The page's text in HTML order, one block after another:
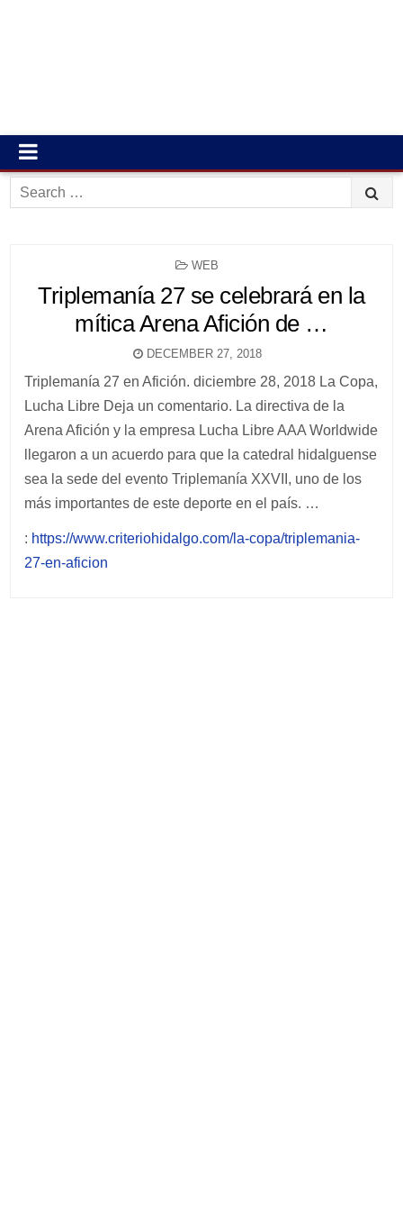
Search
for:
POSTED
WEB
Triplemanía 27 se celebrará en la
mítica Arena Afición de …
DECEMBER 27, 2018
Triplemanía 27 en Afición. diciembre 28, 2018 La Copa,
Lucha Libre Deja un comentario. La directiva de la
Arena Afición y la empresa Lucha Libre AAA Worldwide
llegaron a un acuerdo para que la catedral hidalguense
sea la sede del evento Triplemanía XXVII, uno de los
más importantes de este deporte en el país. …
: https://www.criteriohidalgo.com/la-copa/triplemania-
27-en-aficion